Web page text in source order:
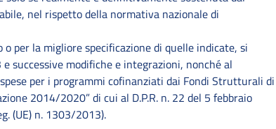
nel rispetto della normativa nazionale di
per la migliore specificazione di quelle indicate, si
successive modifiche e integrazioni, nonché al
per i programmi cofinanziati dai Fondi Strutturali di
2014/2020” di cui al D.P.R. n. 22 del 5 febbraio
(UE) n. 1303/2013).